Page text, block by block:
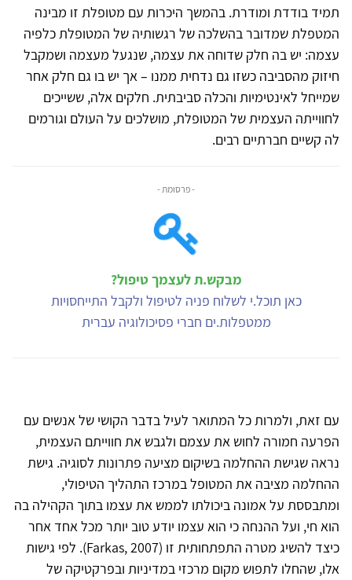
תמיד בודדת ומודרת. בהמשך היכרות עם מטופלת זו מבינה
המטפלת שמדובר בהשלכה של רגשותיה של המטופלת כלפיה
עצמה: יש בה חלק שדוחה את עצמה, שנגעל מעצמה ושמקבל
חיזוק מהסביבה כשזו גם נדחית ממנו – אך יש בו גם חלק אחר
שמייחל לאינטימיות והכלה סביבתית. חלקים אלה, ששייכים
לחווייתה העצמית של המטופלת, מושלכים על העולם וגורמים
לה קשיים חברתיים רבים.
- פרסומת -
מבקש.ת לעצמך טיפול?
כאן תוכל.י לשלוח פניה לטיפול ולקבל התייחסויות
ממטפלות.ים חברי פסיכולוגיה עברית
עם זאת, ולמרות כל המתואר לעיל בדבר הקושי של אנשים עם
הפרעה חמורה לחוש את עצמם ולגבש את חווייתם העצמית,
נראה שגישת ההחלמה בשיקום מציעה פתרונות לסוגיה. גישת
ההחלמה מציבה את המטופל במרכז התהליך הטיפולי,
ומתבססת על אמונה ביכולתו לממש את עצמו בתוך הקהילה בה
הוא חי, ועל ההנחה כי הוא עצמו יודע טוב יותר מכל אחד אחר
כיצד להשיג מטרה התפתחותית זו (Farkas, 2007). לפי גישות
אלו, שהחלו לתפוש מקום מרכזי במדיניות ובפרקטיקה של